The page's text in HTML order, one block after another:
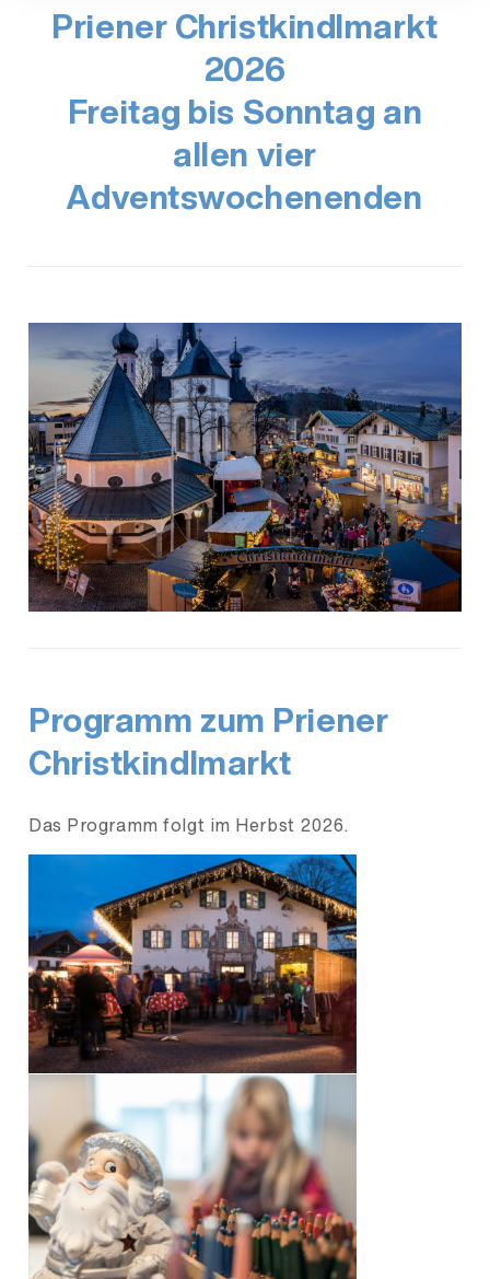
Priener Christkindlmarkt
2026
Freitag bis Sonntag an
allen vier
Adventswochenenden
Programm zum Priener
Christkindlmarkt
Das Programm folgt im Herbst 2026.